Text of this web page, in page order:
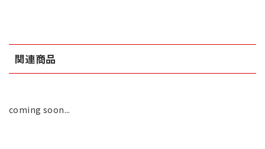
関連商品
coming soon...